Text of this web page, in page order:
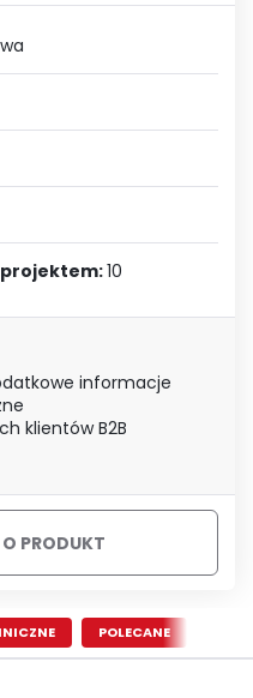
projektem:10
informacje
klientów B2B
PRODUKT
POLECANE